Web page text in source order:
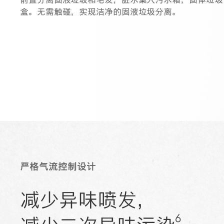
盒。无需触碰，实现洁净的固液垃圾分离。
严格气流控制设计
减少异味喷发，
6